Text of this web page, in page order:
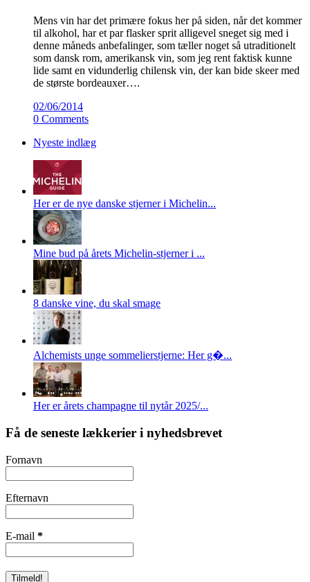
Mens vin har det primære fokus her på siden, når det kommer
til alkohol, har et par flasker sprit alligevel sneget sig med i
denne måneds anbefalinger, som tæller noget så utraditionelt
som dansk rom, amerikansk vin, som jeg rent faktisk kunne
lide samt en vidunderlig chilensk vin, der kan bide skeer med
de største bordeauxer….
02/06/2014
0 Comments
Nyeste indlæg
Her er de nye danske stjerner i Michelin...
Mine bud på årets Michelin-stjerner i ...
8 danske vine, du skal smage
Alchemists unge sommelierstjerne: Her g�...
Her er årets champagne til nytår 2025/...
Få de seneste lækkerier i nyhedsbrevet
Fornavn
Efternavn
E-mail *